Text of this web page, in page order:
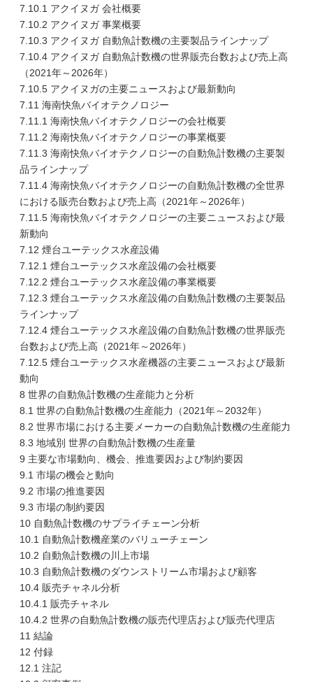
7.10.1 アクイヌガ 会社概要
7.10.2 アクイヌガ 事業概要
7.10.3 アクイヌガ 自動魚計数機の主要製品ラインナップ
7.10.4 アクイヌガ 自動魚計数機の世界販売台数および売上高
（2021年～2026年）
7.10.5 アクイヌガの主要ニュースおよび最新動向
7.11 海南快魚バイオテクノロジー
7.11.1 海南快魚バイオテクノロジーの会社概要
7.11.2 海南快魚バイオテクノロジーの事業概要
7.11.3 海南快魚バイオテクノロジーの自動魚計数機の主要製
品ラインナップ
7.11.4 海南快魚バイオテクノロジーの自動魚計数機の全世界
における販売台数および売上高（2021年～2026年）
7.11.5 海南快魚バイオテクノロジーの主要ニュースおよび最
新動向
7.12 煙台ユーテックス水産設備
7.12.1 煙台ユーテックス水産設備の会社概要
7.12.2 煙台ユーテックス水産設備の事業概要
7.12.3 煙台ユーテックス水産設備の自動魚計数機の主要製品
ラインナップ
7.12.4 煙台ユーテックス水産設備の自動魚計数機の世界販売
台数および売上高（2021年～2026年）
7.12.5 煙台ユーテックス水産機器の主要ニュースおよび最新
動向
8 世界の自動魚計数機の生産能力と分析
8.1 世界の自動魚計数機の生産能力（2021年～2032年）
8.2 世界市場における主要メーカーの自動魚計数機の生産能力
8.3 地域別 世界の自動魚計数機の生産量
9 主要な市場動向、機会、推進要因および制約要因
9.1 市場の機会と動向
9.2 市場の推進要因
9.3 市場の制約要因
10 自動魚計数機のサプライチェーン分析
10.1 自動魚計数機産業のバリューチェーン
10.2 自動魚計数機の川上市場
10.3 自動魚計数機のダウンストリーム市場および顧客
10.4 販売チャネル分析
10.4.1 販売チャネル
10.4.2 世界の自動魚計数機の販売代理店および販売代理店
11 結論
12 付録
12.1 注記